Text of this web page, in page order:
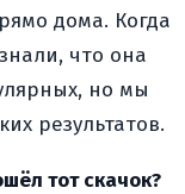
дома. Когда
что она
но мы
результатов.
тот скачок?